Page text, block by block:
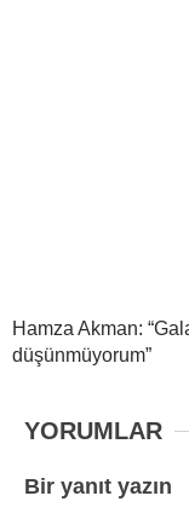
Hamza Akman:
düşünmüyorum”
YORUMLAR
Bir yanıt yazın